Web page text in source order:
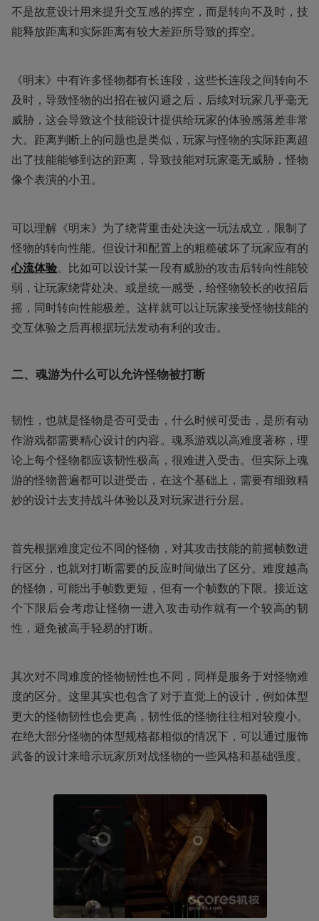
不是故意设计用来提升交互感的挥空，而是转向不及时，技
能释放距离和实际距离有较大差距所导致的挥空。
《明末》中有许多怪物都有长连段，这些长连段之间转向不
及时，导致怪物的出招在被闪避之后，后续对玩家几乎毫无
威胁，这会导致这个技能设计提供给玩家的体验感落差非常
大。距离判断上的问题也是类似，玩家与怪物的实际距离超
出了技能能够到达的距离，导致技能对玩家毫无威胁，怪物
像个表演的小丑。
可以理解《明末》为了绕背重击处决这一玩法成立，限制了
怪物的转向性能。但设计和配置上的粗糙破坏了玩家应有的
心流体验。比如可以设计某一段有威胁的攻击后转向性能较
弱，让玩家绕背处决。或是统一感受，给怪物较长的收招后
摇，同时转向性能极差。这样就可以让玩家接受怪物技能的
交互体验之后再根据玩法发动有利的攻击。
二、魂游为什么可以允许怪物被打断
韧性，也就是怪物是否可受击，什么时候可受击，是所有动
作游戏都需要精心设计的内容。魂系游戏以高难度著称，理
论上每个怪物都应该韧性极高，很难进入受击。但实际上魂
游的怪物普遍都可以进受击，在这个基础上，需要有细致精
妙的设计去支持战斗体验以及对玩家进行分层。
首先根据难度定位不同的怪物，对其攻击技能的前摇帧数进
行区分，也就对打断需要的反应时间做出了区分。难度越高
的怪物，可能出手帧数更短，但有一个帧数的下限。接近这
个下限后会考虑让怪物一进入攻击动作就有一个较高的韧
性，避免被高手轻易的打断。
其次对不同难度的怪物韧性也不同，同样是服务于对怪物难
度的区分。这里其实也包含了对于直觉上的设计，例如体型
更大的怪物韧性也会更高，韧性低的怪物往往相对较瘦小。
在绝大部分怪物的体型规格都相似的情况下，可以通过服饰
武备的设计来暗示玩家所对战怪物的一些风格和基础强度。